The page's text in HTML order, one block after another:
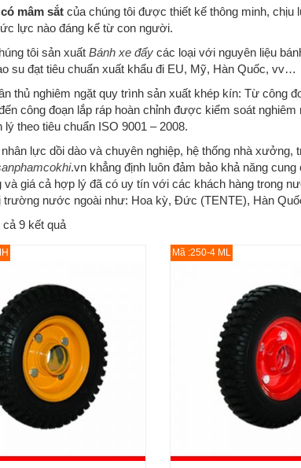
mâm sắtcủa chúng tôi được thiết kế thông minh, chịu
lực nào đáng kể từ con người.
tôi sản xuất Bánh xe đẩycác loại với nguyên liệu
su đạt tiêu chuẩn xuất khẩu đi EU, Mỹ, Hàn Quốc, vv…
thủ nghiêm ngặt quy trình sản xuất khép kín: Từ công
công đoạn lắp ráp hoàn chỉnh được kiểm soát
lý theo tiêu chuẩn ISO 9001 – 2008.
lực dồi dào và chuyên nghiệp, hệ thống nhà xưởng,
.vn khẳng định luôn đảm bảo khả năng
giá cả hợp lý đã có uy tín với các khách hàng trong
nước ngoài như: Hoa kỳ, Đức (TENTE), Hàn
cả 9 kết quả
Mã :250-4 ML